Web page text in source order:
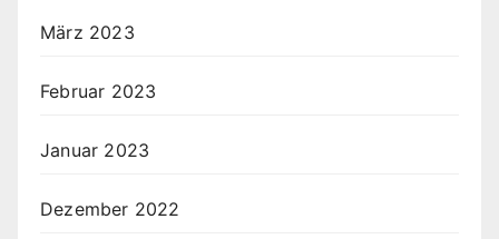
März 2023
Februar 2023
Januar 2023
Dezember 2022